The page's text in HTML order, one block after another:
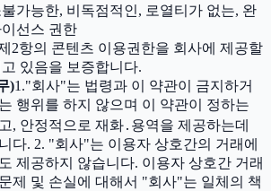
가능한, 비독점적인, 로열티가 없는, 완
선스 권한
2항의 콘텐츠 이용권한을 회사에 제공할
있음을 보증합니다.
)1."회사"는 법령과 이 약관이 금지하거
행위를 하지 않으며 이 약관이 정하는
, 안정적으로 재화․용역을 제공하는데
다. 2. "회사"는 이용자 상호간의 거래에
제공하지 않습니다. 이용자 상호간 거래
제 및 손실에 대해서 "회사"는 일체의 책